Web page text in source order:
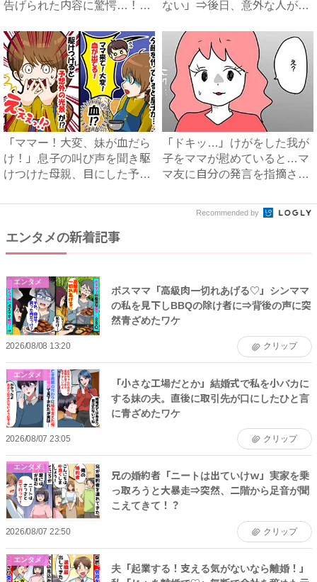
告げられた内容に驚愕…！｜
ない」⇒後日、意外な人が引
「ママー！大変、妹が血だら
け！」息子の叫び声を聞き駆
けつけた母親、目にした予想
「ドキッ…」けがをした我が
子をママが慰めていると…マ
マ友に自分の発言を指摘さ
Recommended by
エンタメの新着記事
エンタメ
ボスママ「高級肉一切れあげる♡」シンママ
の私を見下しBBQの除け者に⇒背後の声に突
然青ざめたワケ
2026/08/08 13:20 クリップ
エンタメ
「小さな工場だとか」結婚式で私を小バカに
する妹の夫。直後に取引先が口にしたひと言
に青ざめたワケ
2026/08/07 23:05 クリップ
エンタメ
兄の婚約者「ニートは出ていけｗ」実家を乗
っ取ろうと大暴走⇒突然、二階から足音が聞
こえてきて！？
2026/08/07 22:50 クリップ
エンタメ
夫「起業する！支える気がないなら離婚！」